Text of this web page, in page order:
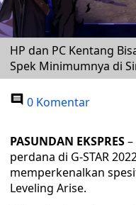
HP dan PC Kentang
Spek Minimumnya di
0 Komentar
PASUNDAN EKSPRES
perdana di G-STAR
memperkenalkan
Leveling Arise.